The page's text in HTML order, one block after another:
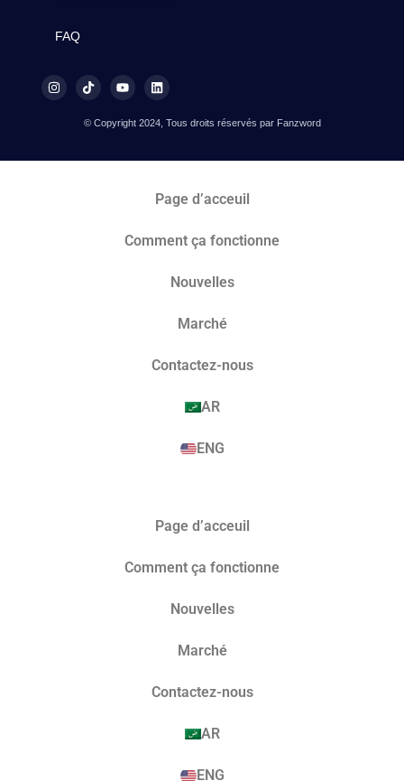
FAQ
© Copyright 2024, Tous droits réservés par Fanzword
Page d’acceuil
Comment ça fonctionne
Nouvelles
Marché​
Contactez-nous
AR
ENG
Page d’acceuil
Comment ça fonctionne
Nouvelles
Marché​
Contactez-nous
AR
ENG